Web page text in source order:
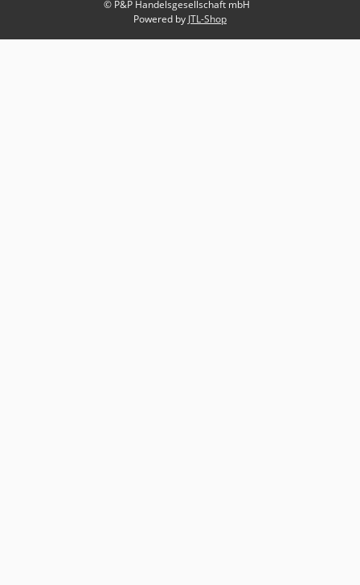
© P&P Handelsgesellschaft mbH
Powered by JTL-Shop